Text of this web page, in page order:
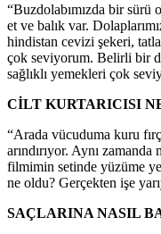
“Buzdolabımızda bir sürü
et ve balık var.
hindistan cevizi şekeri,
çok seviyorum. Belirli bir
sağlıklı yemekleri çok
CİLT KURTARICISI
“Arada vücuduma kuru
arındırıyor. Aynı
filmimin setinde yüzüme
ne oldu? Gerçekten işe
SAÇLARINA NASIL